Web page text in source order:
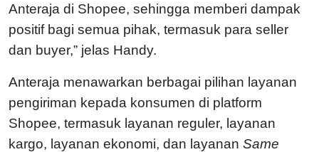
Anteraja di Shopee, sehingga memberi dampak
positif bagi semua pihak, termasuk para seller
dan buyer,” jelas Handy.
Anteraja menawarkan berbagai pilihan layanan
pengiriman kepada konsumen di platform
Shopee, termasuk layanan reguler, layanan
kargo, layanan ekonomi, dan layanan Same